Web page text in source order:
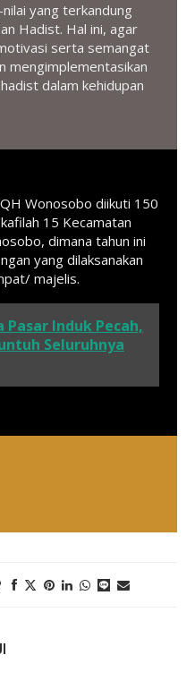
yang terkandung
Hadist. Hal ini, agar
serta semangat
mengimplementasikan
dalam kehidupan
Wonosobo diikuti 150
15 Kecamatan
dimana tahun ini
yang dilaksanakan
majelis.
Pasar Induk Pecah,
Seluruhnya